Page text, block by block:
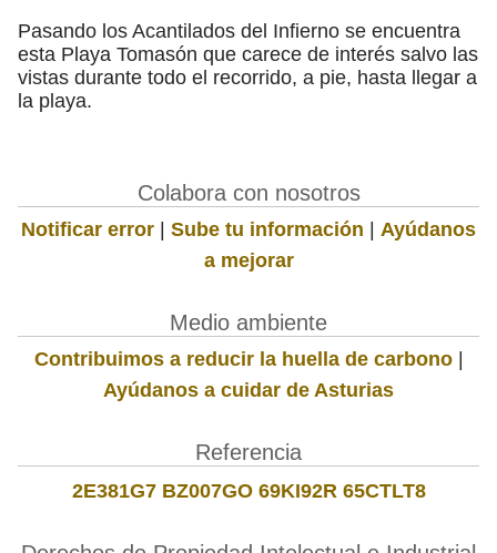
Pasando los Acantilados del Infierno se encuentra
esta Playa Tomasón que carece de interés salvo las
vistas durante todo el recorrido, a pie, hasta llegar a
la playa.
Colabora con nosotros
Notificar error | Sube tu información | Ayúdanos
a mejorar
Medio ambiente
Contribuimos a reducir la huella de carbono|
Ayúdanos a cuidar de Asturias
Referencia
2E381G7 BZ007GO 69KI92R 65CTLT8